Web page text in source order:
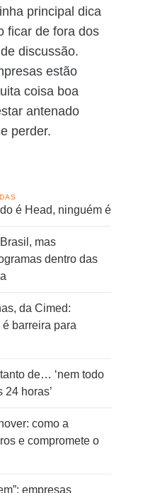
principal dica
ficar de fora dos
discussão.
estão
coisa boa
antenado
perder.
é Head, ninguém é
mas
dentro das
da Cimed:
barreira para
de… ‘nem todo
24 horas’
como a
e compromete o
empresas